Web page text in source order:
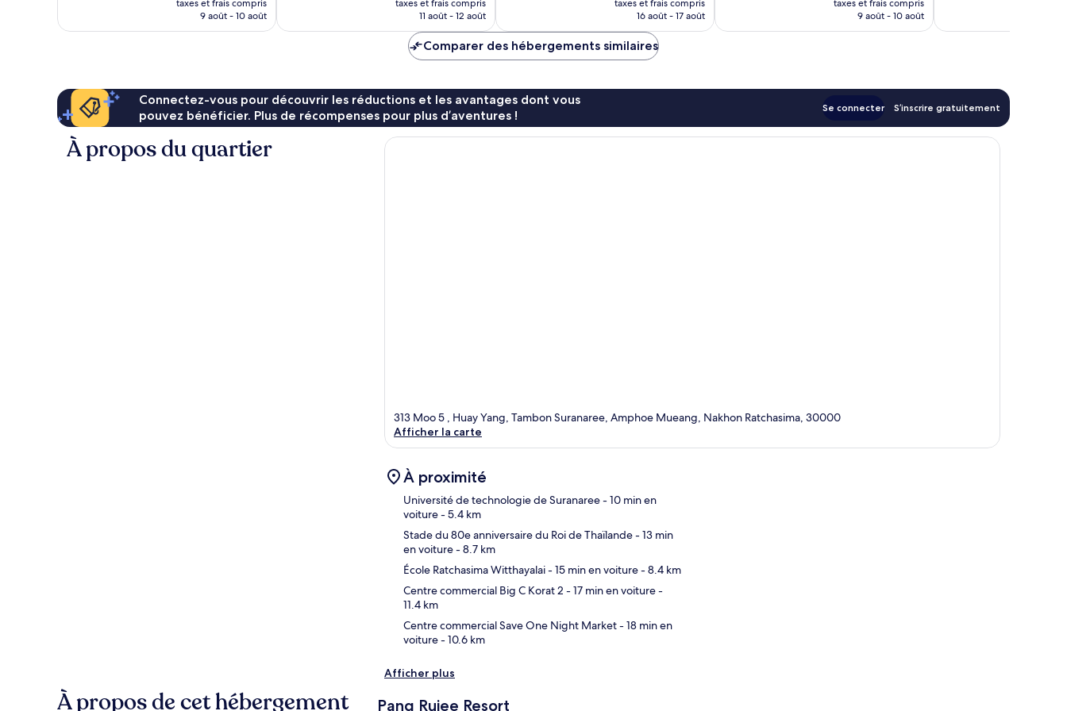
prix
taxes et frais compris
9 août - 10 août
prix
de
taxes et frais compris
11 août - 12 août
prix
taxes et frais compris
16 août - 17 août
prix
taxes et frais compris
9 août - 10 août
Comparer des hébergements similaires
Connectez-vous pour découvrir les réductions et les avantages dont vous
pouvez bénéficier. Plus de récompenses pour plus d’aventures !
Se connecter S’inscrire gratuitement
À propos du quartier
313 Moo 5 , Huay Yang, Tambon Suranaree, Amphoe Mueang, Nakhon Ratchasima, 30000
Afficher la carte
À proximité
Université de technologie de Suranaree- 10 min en
voiture- 5.4 km
Stade du 80e anniversaire du Roi de Thaïlande- 13 min
en voiture- 8.7 km
École Ratchasima Witthayalai- 15 min en voiture- 8.4 km
Centre commercial Big C Korat 2 - 17 min en voiture-
11.4 km
Centre commercial Save One Night Market- 18 min en
voiture- 10.6 km
Afficher plus
À propos de cet hébergement Pang Rujee Resort